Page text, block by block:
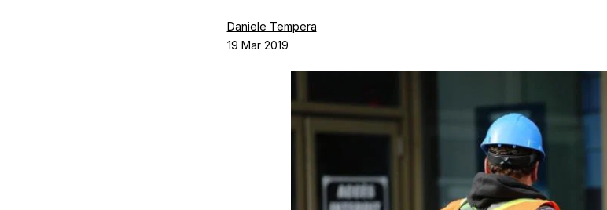
Daniele Tempera
19 Mar 2019